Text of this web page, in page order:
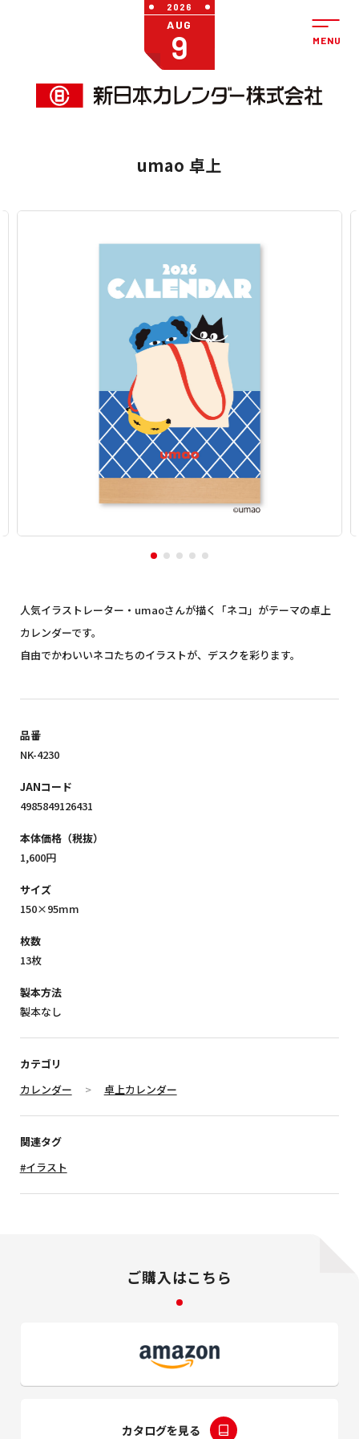
2026
AUG
9
umao 卓上
人気イラストレーター・umaoさんが描く「ネコ」がテーマの卓上
カレンダーです。
自由でかわいいネコたちのイラストが、デスクを彩ります。
品番
NK-4230
JANコード
4985849126431
本体価格（税抜）
1,600円
サイズ
150×95mm
枚数
13枚
製本方法
製本なし
カテゴリ
カレンダー
卓上カレンダー
関連タグ
#イラスト
ご購入はこちら
カタログを見る